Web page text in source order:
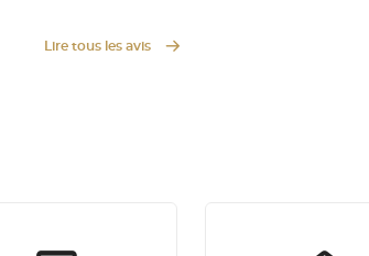
Lire tous les avis